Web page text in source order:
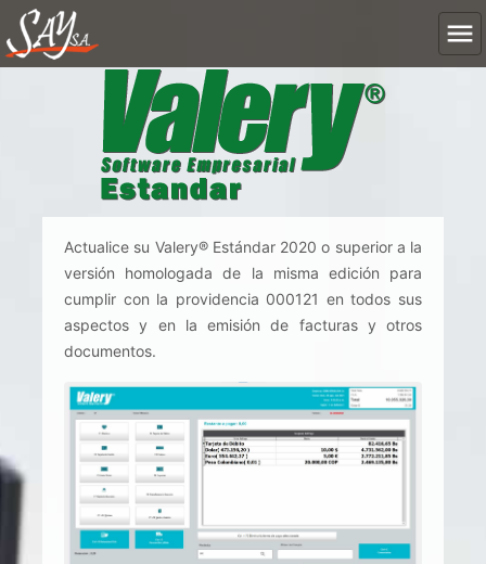
Actualice su Valery® Estándar 2020 o superior a la
versión homologada de la misma edición para
cumplir con la providencia 000121 en todos sus
aspectos y en la emisión de facturas y otros
documentos.